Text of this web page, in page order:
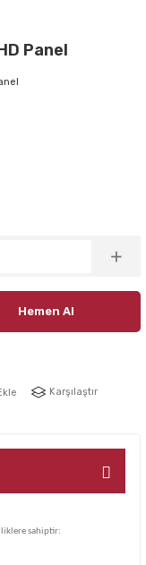
Panel
Hemen Al
Karşılaştır
sahiptir: